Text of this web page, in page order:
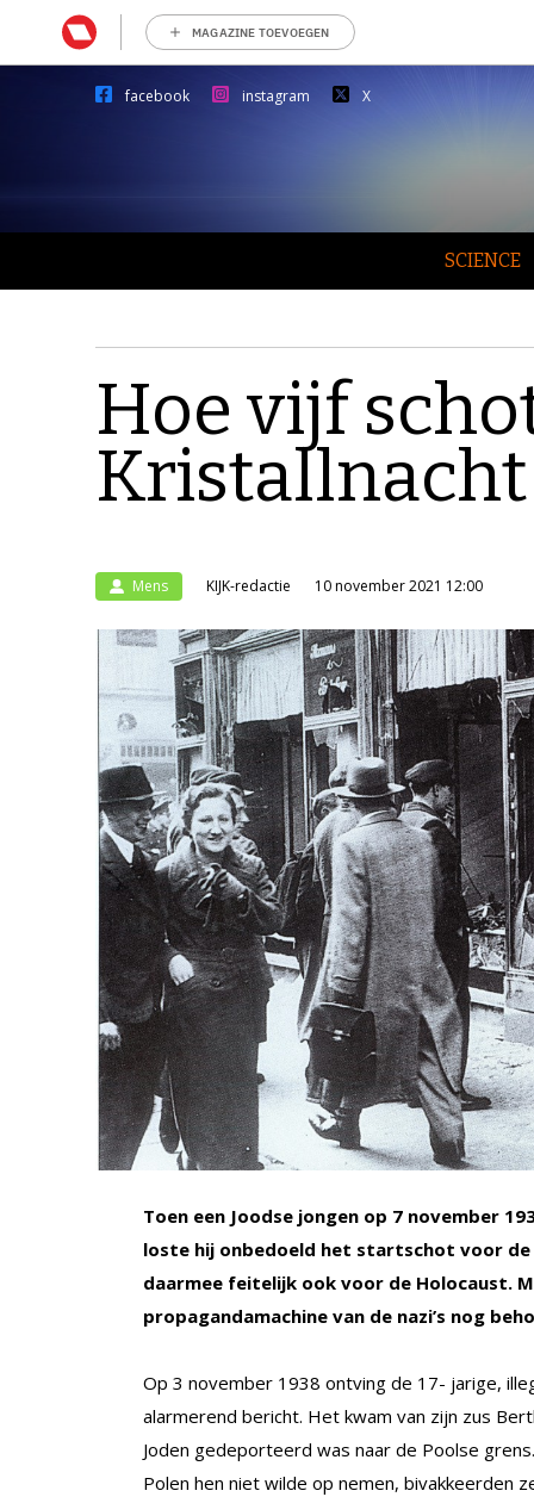
MAGAZINE TOEVOEGEN
facebook instagram X
SCIENCE
Hoe vijf
Mens KIJK-redactie 10 november 2021 12:00
Toen een Joodse jongen op 7 november
loste hij onbedoeld het startschot voor
daarmee feitelijk ook voor de Holocaust.
propagandamachine van de nazi’s nog
Op 3 november 1938 ontving de 17- jarige,
alarmerend bericht. Het kwam van zijn zus
Joden gedeporteerd was naar de Poolse
Polen hen niet wilde op nemen, bivakkeerden